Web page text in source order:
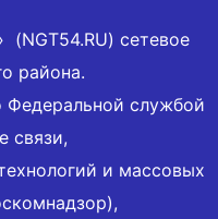
(NGT54.RU) сетевое
района.
Федеральной службой
связи,
и массовых